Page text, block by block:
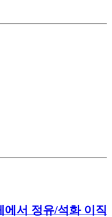
서 정유/석화 이직